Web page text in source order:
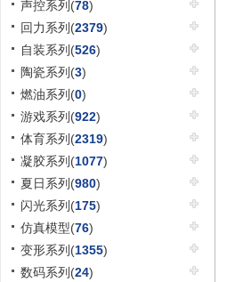
声控系列(78)
回力系列(2379)
自装系列(526)
陶瓷系列(3)
燃油系列(0)
游戏系列(922)
体育系列(2319)
凝胶系列(1077)
夏日系列(980)
闪光系列(175)
仿真模型(76)
变形系列(1355)
数码系列(24)